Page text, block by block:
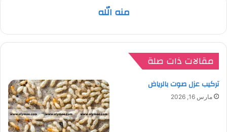
منه الله
مقالات ذات صلة
تركيب عزل صوت بالرياض
مارس 16, 2026